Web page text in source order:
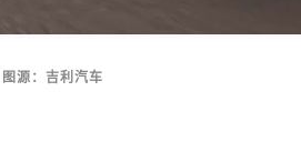
图源：吉利汽车